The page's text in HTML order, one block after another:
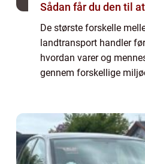
Sådan får du den til
De største forskelle
landtransport handler
hvordan varer og
gennem forskellige